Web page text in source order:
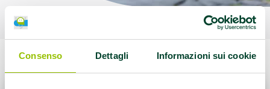
Consenso Dettagli Informazioni sui cookie